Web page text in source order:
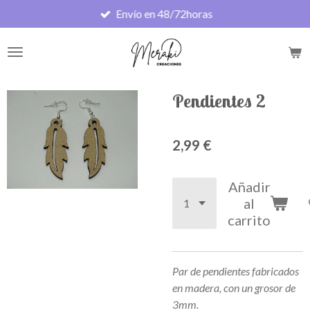
al
contenido
Envío en 48/72horas
Pendientes 2
2,99 €
Añadir
al
carrito
Par de pendientes fabricados
en madera, con un grosor de
3mm.